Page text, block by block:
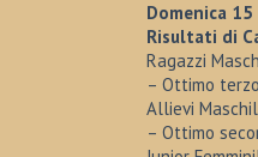
Domenica
Risultati di
Ragazzi
– Ottimo
Allievi
– Ottimo